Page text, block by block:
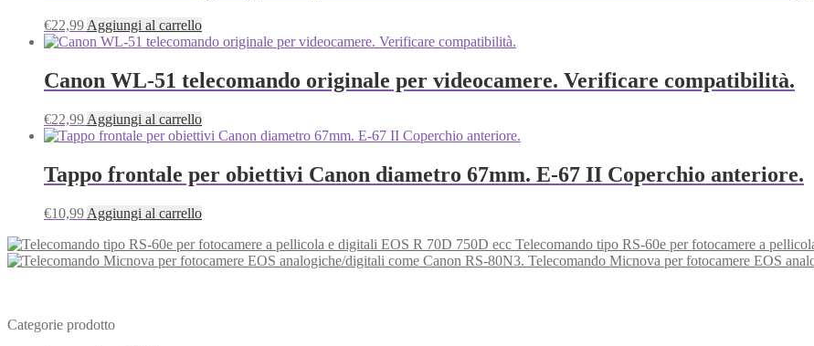
€22,99 Aggiungi al carrello
Canon WL-51 telecomando originale per videocamere. Verificare compatibilità.
€22,99 Aggiungi al carrello
Tappo frontale per obiettivi Canon diametro 67mm. E-67 II Coperchio anteriore.
€10,99 Aggiungi al carrello
Telecomando tipo RS-60e per fotocamere a
Telecomando Micnova per fotocamere EOS
Categorie prodotto